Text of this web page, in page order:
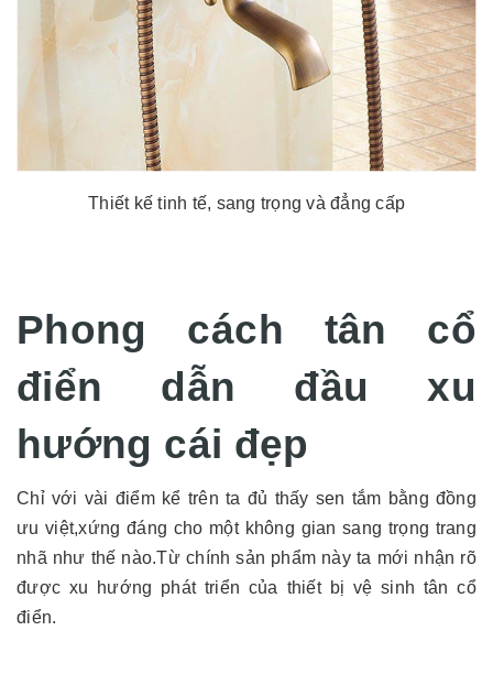
Thiết kế tinh tế, sang trọng và đẳng cấp
Phong cách tân cổ
điển dẫn đầu xu
hướng cái đẹp
Chỉ với vài điểm kể trên ta đủ thấy sen tắm bằng đồng
ưu việt,xứng đáng cho một không gian sang trọng trang
nhã như thế nào.Từ chính sản phẩm này ta mới nhận rõ
được xu hướng phát triển của thiết bị vệ sinh tân cổ
điển.